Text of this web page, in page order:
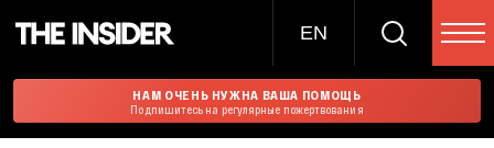
EN
НАМ ОЧЕНЬ НУЖНА ВАША ПОМОЩЬ
Подпишитесь на регулярные пожертвования